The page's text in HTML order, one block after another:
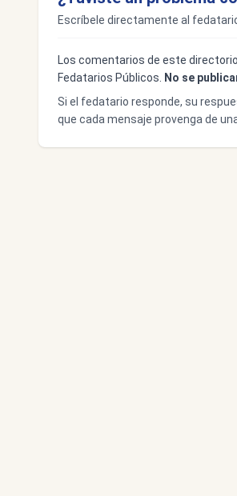
Escríbele directamente al
Los comentarios de este
Fedatarios Públicos.
No se
Si el fedatario responde, su
que cada mensaje provenga de